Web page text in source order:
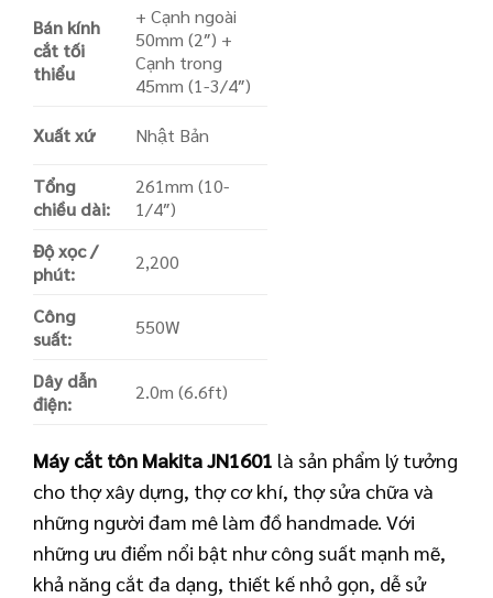
Bán kính
cắt tối
thiểu
+ Cạnh ngoài
50mm (2″) +
Cạnh trong
45mm (1-3/4″)
Xuất xứ Nhật Bản
Tổng
chiều dài:
261mm (10-
1/4″)
Độ xọc /
phút:
2,200
Công
suất:
550W
Dây dẫn
điện:
2.0m (6.6ft)
Máy cắt tôn Makita JN1601 là sản phẩm lý tưởng
cho thợ xây dựng, thợ cơ khí, thợ sửa chữa và
những người đam mê làm đồ handmade. Với
những ưu điểm nổi bật như công suất mạnh mẽ,
khả năng cắt đa dạng, thiết kế nhỏ gọn, dễ sử